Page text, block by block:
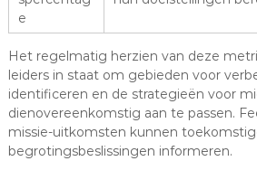
e
Het regelmatig herzien van deze
leiders in staat om gebieden voor
identificeren en de strategieën voor
dienovereenkomstig aan te passen.
missie-uitkomsten kunnen
begrotingsbeslissingen informeren.